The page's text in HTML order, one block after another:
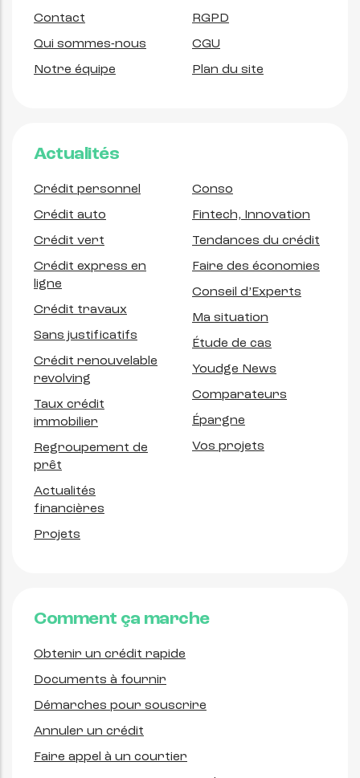
Contact
Qui sommes-nous
Notre équipe
RGPD
CGU
Plan du site
Actualités
Crédit personnel
Crédit auto
Crédit vert
Crédit express en
ligne
Crédit travaux
Sans justificatifs
Crédit renouvelable
revolving
Taux crédit
immobilier
Regroupement de
prêt
Actualités
financières
Projets
Conso
Fintech, Innovation
Tendances du crédit
Faire des économies
Conseil d’Experts
Ma situation
Étude de cas
Youdge News
Comparateurs
Épargne
Vos projets
Comment ça marche
Obtenir un crédit rapide
Documents à fournir
Démarches pour souscrire
Annuler un crédit
Faire appel à un courtier